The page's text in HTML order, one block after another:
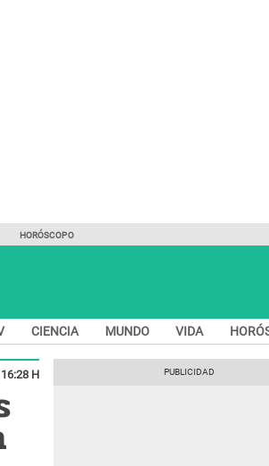
HORÓSCOPO
CIENCIA MUNDO VIDA
H